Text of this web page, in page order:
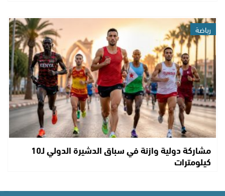
رياضة
مشاركة دولية وازنة في سباق الدشيرة الدولي لـ10
كيلومترات